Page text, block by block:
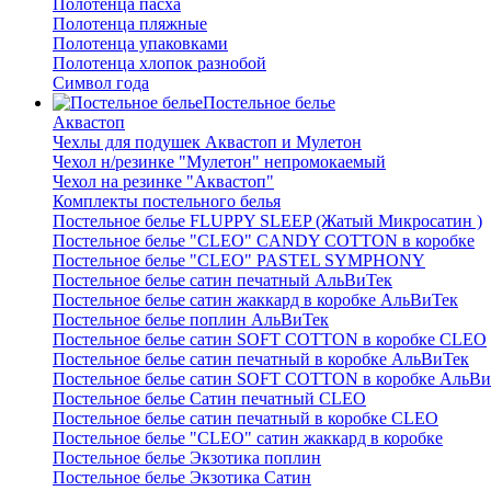
Полотенца пасха
Полотенца пляжные
Полотенца упаковками
Полотенца хлопок разнобой
Символ года
Постельное белье
Аквастоп
Чехлы для подушек Аквастоп и Мулетон
Чехол н/резинке "Мулетон" непромокаемый
Чехол на резинке "Аквастоп"
Комплекты постельного белья
Постельное белье FLUPPY SLEEP (Жатый Микросатин )
Постельное белье "CLEO" CANDY COTTON в коробке
Постельное белье "CLEO" PASTEL SYMPHONY
Постельное белье сатин печатный АльВиТек
Постельное белье сатин жаккард в коробке АльВиТек
Постельное белье поплин АльВиТек
Постельное белье сатин SOFT COTTON в коробке CLEO
Постельное белье сатин печатный в коробке АльВиТек
Постельное белье сатин SOFT COTTON в коробке
Постельное белье Сатин печатный CLEO
Постельное белье сатин печатный в коробке CLEO
Постельное белье "CLEO" сатин жаккард в коробке
Постельное белье Экзотика поплин
Постельное белье Экзотика Сатин